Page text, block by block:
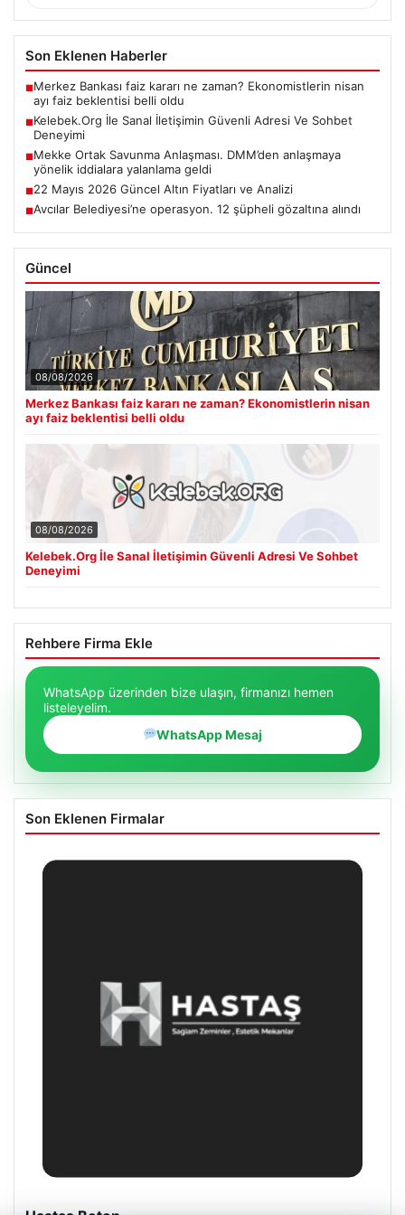
Son Eklenen Haberler
■Merkez Bankası faiz kararı ne zaman? Ekonomistlerin nisan
ayı faiz beklentisi belli oldu
■Kelebek.Org İle Sanal İletişimin Güvenli Adresi Ve Sohbet
Deneyimi
■Mekke Ortak Savunma Anlaşması. DMM’den anlaşmaya
yönelik iddialara yalanlama geldi
■22 Mayıs 2026 Güncel Altın Fiyatları ve Analizi
■Avcılar Belediyesi’ne operasyon. 12 şüpheli gözaltına alındı
Güncel
08/08/2026
Merkez Bankası faiz kararı ne zaman? Ekonomistlerin nisan
ayı faiz beklentisi belli oldu
08/08/2026
Kelebek.Org İle Sanal İletişimin Güvenli Adresi Ve Sohbet
Deneyimi
Rehbere Firma Ekle
WhatsApp üzerinden bize ulaşın, firmanızı hemen
listeleyelim.
WhatsApp Mesaj
Son Eklenen Firmalar